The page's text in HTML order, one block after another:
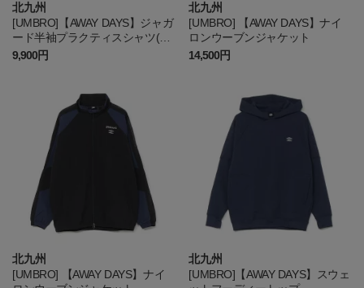
北九州
[UMBRO]【AWAY DAYS】ジャガ
ード半袖プラクティスシャツ(ギ
ラヴァンツ刺繍加工)
9,900円
北九州
[UMBRO] 【AWAY DAYS】ナイ
ロンウーブンジャケット
14,500円
北九州
[UMBRO] 【AWAY DAYS】ナイ
北九州
[UMBRO]【AWAY DAYS】スウェ